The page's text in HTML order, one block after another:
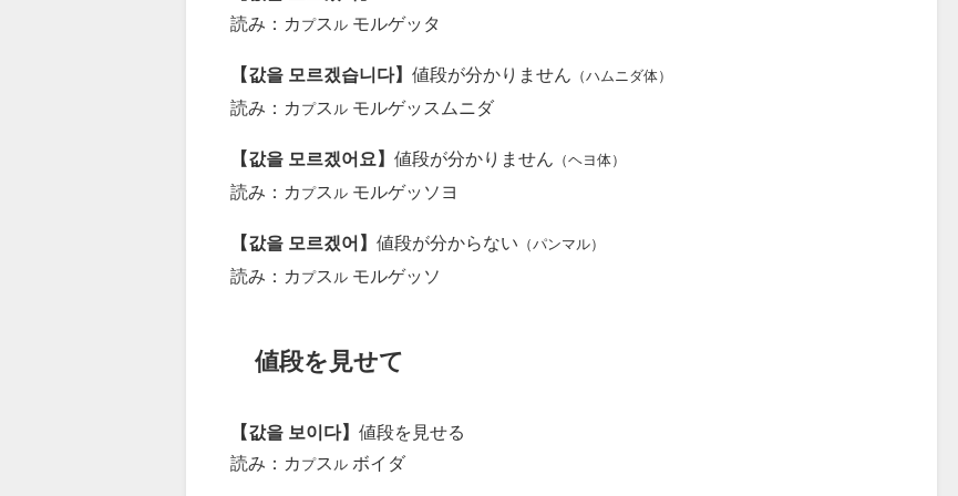
読み：カ プス ル モルゲッタ
【값을 모르겠습니다】 値段が分かりません （ハムニダ体）
読み：カ プス ル モルゲッスムニダ
【값을 모르겠어요】 値段が分かりません （ヘヨ体）
読み：カ プス ル モルゲッソヨ
【값을 모르겠어】 値段が分からない （パンマル）
読み：カ プス ル モルゲッソ
値段を見せて
【값을 보이다】 値段を見せる
読み：カ プス ル ボイダ